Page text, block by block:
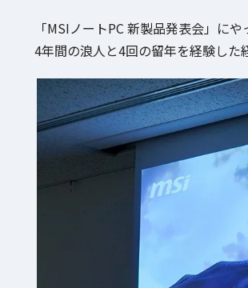
「MSIノートPC 新製品発表会」に
4年間の浪人と4回の留年を経験した